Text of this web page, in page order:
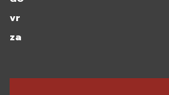
vr
za